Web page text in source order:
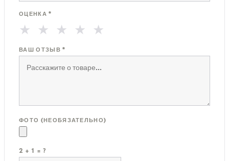
ОЦЕНКА *
★ ★ ★ ★ ★
ВАШ ОТЗЫВ *
ФОТО (НЕОБЯЗАТЕЛЬНО)
2 + 1 = ?